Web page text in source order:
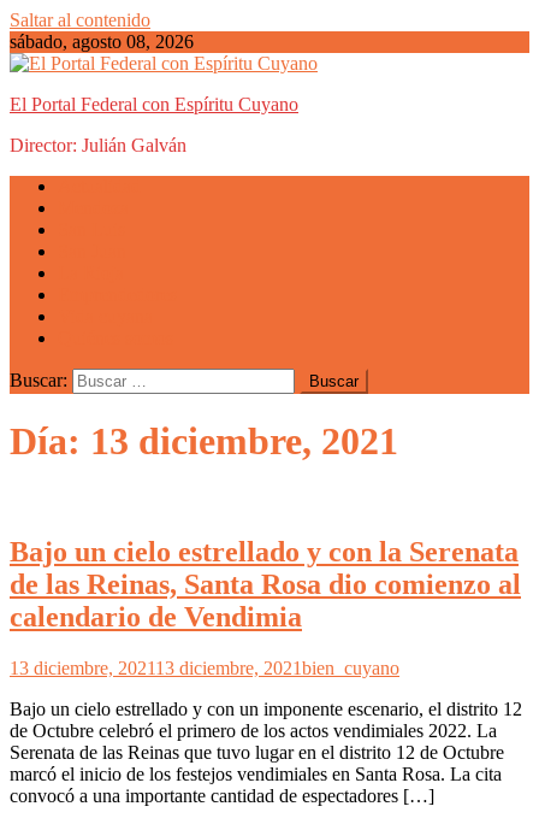
Saltar al contenido
sábado, agosto 08, 2026
El Portal Federal con Espíritu Cuyano
Director: Julián Galván
Buscar:
Día: 13 diciembre, 2021
Bajo un cielo estrellado y con la Serenata
de las Reinas, Santa Rosa dio comienzo al
calendario de Vendimia
13 diciembre, 202113 diciembre, 2021bien_cuyano
Bajo un cielo estrellado y con un imponente escenario, el distrito 12
de Octubre celebró el primero de los actos vendimiales 2022. La
Serenata de las Reinas que tuvo lugar en el distrito 12 de Octubre
marcó el inicio de los festejos vendimiales en Santa Rosa. La cita
convocó a una importante cantidad de espectadores […]